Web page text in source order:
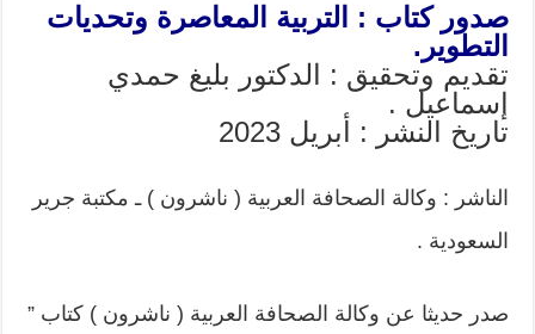
صدور كتاب : التربية المعاصرة وتحديات
التطوير.
تقديم وتحقيق : الدكتور بليغ حمدي
إسماعيل .
تاريخ النشر : أبريل 2023
الناشر : وكالة الصحافة العربية ( ناشرون ) ـ مكتبة جرير
السعودية .
صدر حديثا عن وكالة الصحافة العربية ( ناشرون ) كتاب ”